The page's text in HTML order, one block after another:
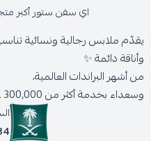
اي سفن ستور أكبر
يقدّم ملابس رجالية ونسائية
وأناقة دائمة ✨
من أشهر البراندات العالمية،
وسعداء بخدمة أكثر من 300,000 عميل حول المملكة.